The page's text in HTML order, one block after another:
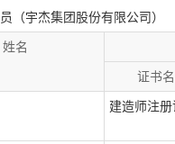
（宇杰集团股份有限公司）
姓名
证书
建造师注